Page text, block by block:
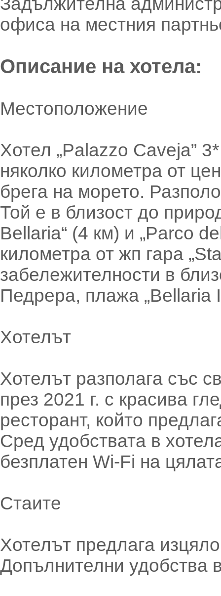
офиса на местния
Описание на хотела:
Местоположение
Хотел „Palazzo Caveja”
няколко километра от
брега на морето.
Той е в близост до
Bellaria“ (4 км) и „Parco
километра от жп гара
забележителности в
Педрера, плажа
Хотелът
Хотелът разполага със
през 2021 г. с красива
ресторант, който
Сред удобствата в
безплатен Wi-Fi на
Стаите
Хотелът предлага
Допълнителни удобства